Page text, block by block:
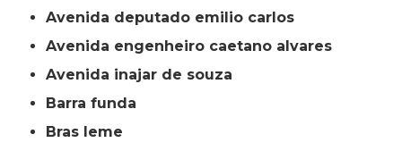
avenida deputado emilio carlos
avenida engenheiro caetano alvares
avenida inajar de souza
barra funda
bras leme